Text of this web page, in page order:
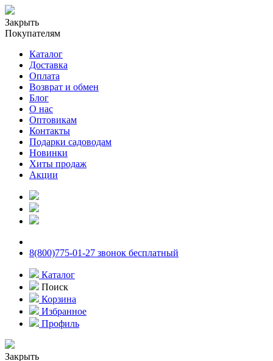
Закрыть
Покупателям
Каталог
Доставка
Оплата
Возврат и обмен
Блог
О нас
Оптовикам
Контакты
Подарки садоводам
Новинки
Хиты продаж
Акции
8(800)775-01-27 звонок бесплатный
Каталог
Поиск
Корзина
Избранное
Профиль
Закрыть